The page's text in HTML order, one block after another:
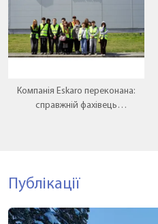
Компанія Eskaro переконана:
справжній фахівець
Публікації